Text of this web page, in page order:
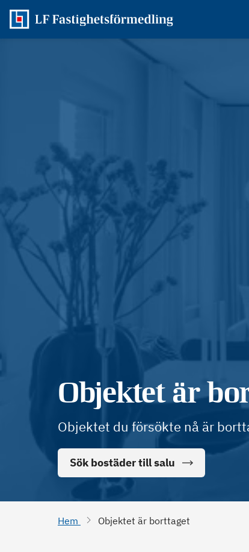
Objektet är
Objektet du försökte nå är
Sök bostäder till salu
Hem Objektet är borttaget